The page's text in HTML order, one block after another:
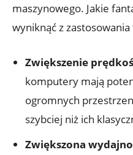
maszynowego. Jakie
wyniknąć z
Zwiększenie
komputery mają
ogromnych
szybciej niż ich
Zwiększona